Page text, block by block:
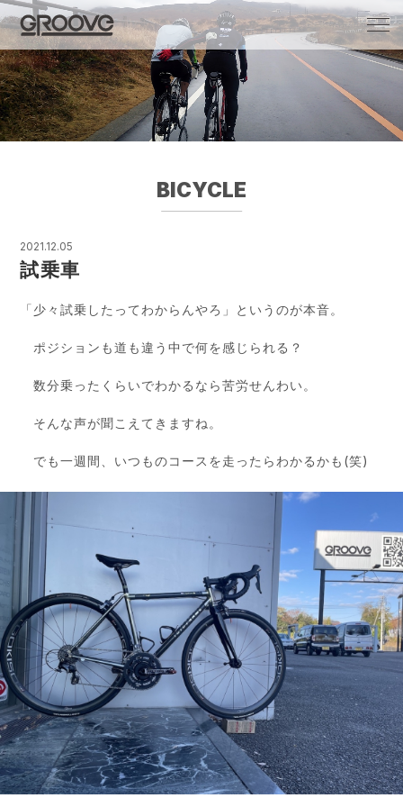
Groove 自転車 カフェ 輸入車・国産車のチ
ューニング/販売
BICYCLE
2021.12.05
試乗車
「少々試乗したってわからんやろ」というのが本音。
ポジションも道も違う中で何を感じられる？
数分乗ったくらいでわかるなら苦労せんわい。
そんな声が聞こえてきますね。
でも一週間、いつものコースを走ったらわかるかも(笑)